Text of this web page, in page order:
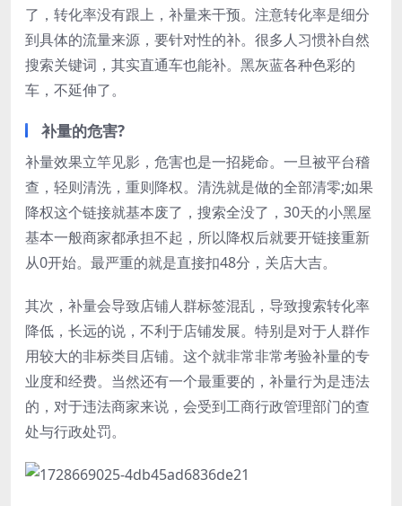
了，转化率没有跟上，补量来干预。注意转化率是细分
到具体的流量来源，要针对性的补。很多人习惯补自然
搜索关键词，其实直通车也能补。黑灰蓝各种色彩的
车，不延伸了。
补量的危害?
补量效果立竿见影，危害也是一招毙命。一旦被平台稽
查，轻则清洗，重则降权。清洗就是做的全部清零;如果
降权这个链接就基本废了，搜索全没了，30天的小黑屋
基本一般商家都承担不起，所以降权后就要开链接重新
从0开始。最严重的就是直接扣48分，关店大吉。
其次，补量会导致店铺人群标签混乱，导致搜索转化率
降低，长远的说，不利于店铺发展。特别是对于人群作
用较大的非标类目店铺。这个就非常非常考验补量的专
业度和经费。当然还有一个最重要的，补量行为是违法
的，对于违法商家来说，会受到工商行政管理部门的查
处与行政处罚。